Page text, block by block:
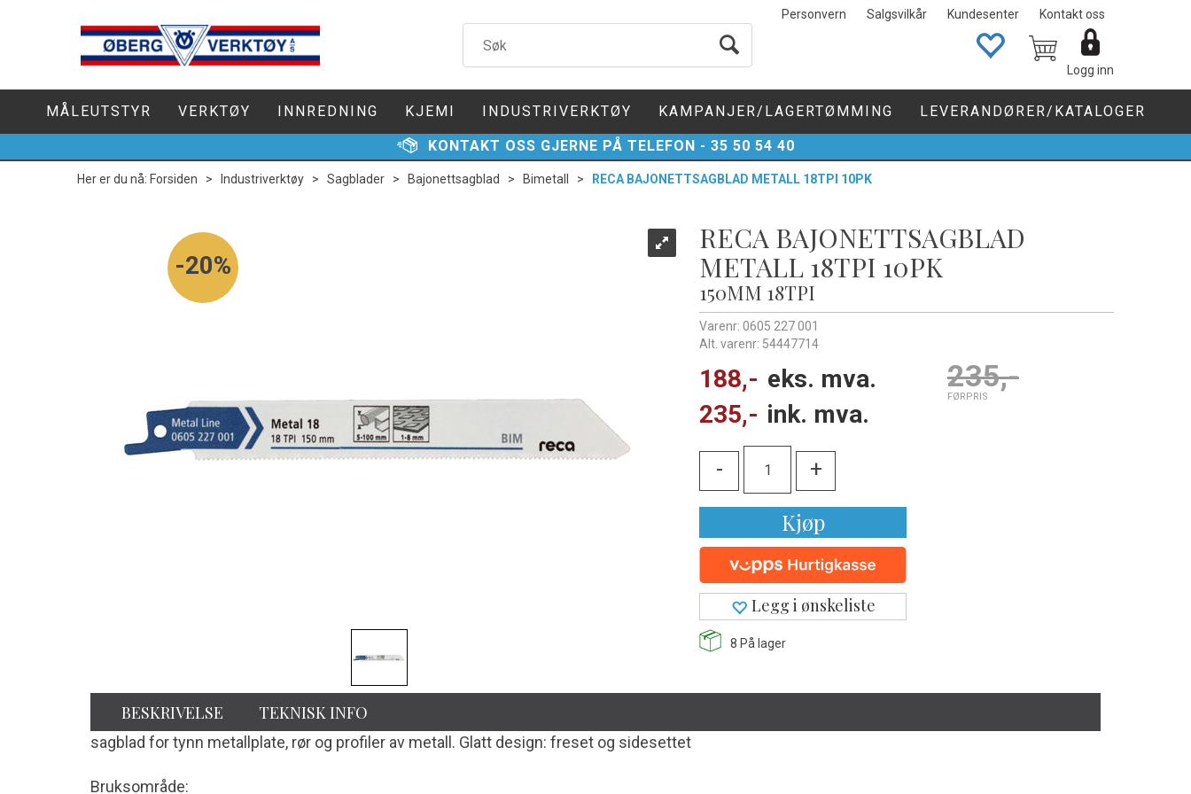
Personvern Salgsvilkår Kundesenter Kontakt oss
Logg inn
MÅLEUTSTYR VERKTØY INNREDNING KJEMI INDUSTRIVERKTØY KAMPANJER/LAGERTØMMING LEVERANDØRER/KATALOGER
KONTAKT OSS GJERNE PÅ TELEFON - 35 50 54 40
Her er du nå: Forsiden > Industriverktøy > Sagblader > Bajonettsagblad > Bimetall > RECA BAJONETTSAGBLAD METALL 18TPI 10PK
20%
RECA BAJONETTSAGBLAD
METALL 18TPI 10PK
150MM 18TPI
Varenr: 0605 227 001
Alt. varenr: 54447714
188,- eks. mva.
235,- ink. mva.
235,-
FØRPRIS
- +
Kjøp
Legg i ønskeliste
8 På lager
BESKRIVELSE TEKNISK INFO
sagblad for tynn metallplate, rør og profiler av metall. Glatt design: freset og sidesettet
Bruksområde: